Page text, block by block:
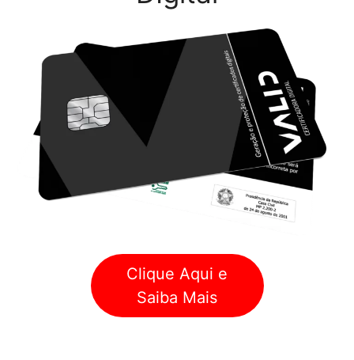
Clique Aqui e
Saiba Mais